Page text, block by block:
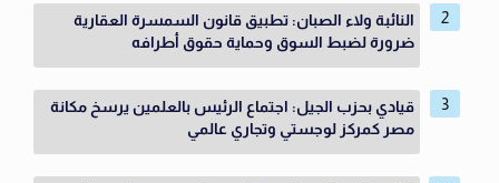
النائبة ولاء الصبان: تطبيق قانون السمسرة العقارية
ضرورة لضبط السوق وحماية حقوق أطرافه
قيادي بحزب الجيل: اجتماع الرئيس بالعلمين يرسخ مكانة
مصر كمركز لوجستي وتجاري عالمي